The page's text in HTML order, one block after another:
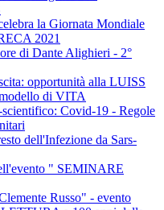
la Giornata Mondiale
2021
di Dante Alighieri - 2°
opportunità alla LUISS
di VITA
Covid-19 - Regole
dell'Infezione da Sars-
" SEMINARE
Russo" - evento